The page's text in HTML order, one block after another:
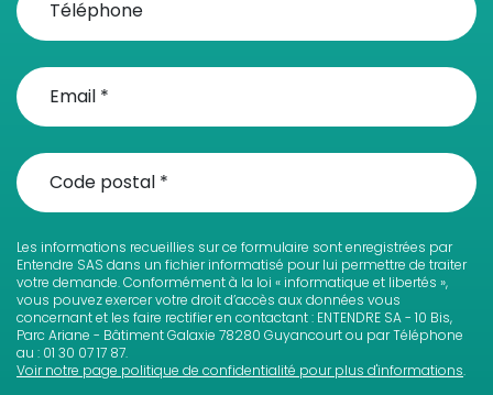
Les informations recueillies sur ce formulaire sont enregistrées par
Entendre SAS dans un fichier informatisé pour lui permettre de traiter
votre demande. Conformément à la loi « informatique et libertés »,
vous pouvez exercer votre droit d’accès aux données vous
concernant et les faire rectifier en contactant : ENTENDRE SA - 10 Bis,
Parc Ariane - Bâtiment Galaxie 78280 Guyancourt ou par Téléphone
au : 01 30 07 17 87.
Voir notre page politique de confidentialité pour plus d'informations.